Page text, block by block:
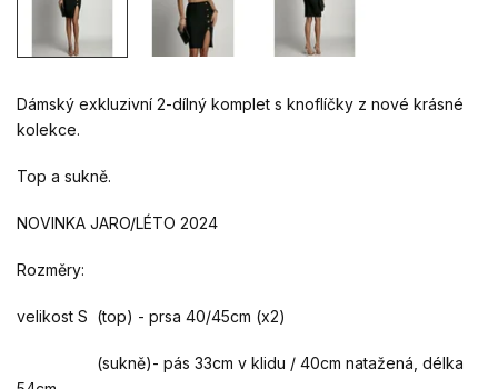
Dámský exkluzivní 2-dílný komplet s knoflíčky z nové krásné
kolekce.
Top a sukně.
NOVINKA JARO/LÉTO 2024
Rozměry:
velikost S (top) - prsa 40/45cm (x2)
(sukně)- pás 33cm v klidu / 40cm natažená, délka